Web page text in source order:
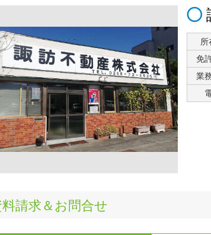
所
免
業
請求＆お問合せ